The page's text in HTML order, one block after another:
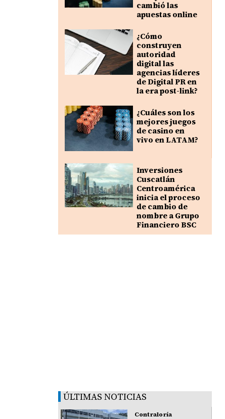
cambió las
apuestas online
¿Cómo
construyen
autoridad
digital las
agencias líderes
de Digital PR en
la era post-link?
¿Cuáles son los
mejores juegos
de casino en
vivo en LATAM?
Inversiones
Cuscatlán
Centroamérica
inicia el proceso
de cambio de
nombre a Grupo
Financiero BSC
ÚLTIMAS NOTICIAS
Contraloría